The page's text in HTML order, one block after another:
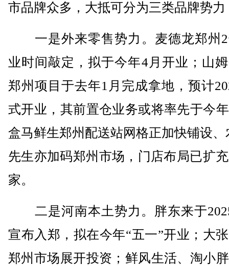
市品牌众多，大抵可分为三类品牌势力
一是外来零售势力。麦德龙郑州2
业时间敲定，拟于今年4月开业；山
郑州项目于去年1月完成拿地，预计
式开业，其前置仓业务或将率先于今
盒马鲜生郑州配送站网格正加快铺设、
先生亦加码郑州市场，门店布局已扩
家。
二是河南本土势力。胖东来于
宣布入郑，拟在今年“五一”开业；大
郑州市场展开投资；鲜风生活、淘小